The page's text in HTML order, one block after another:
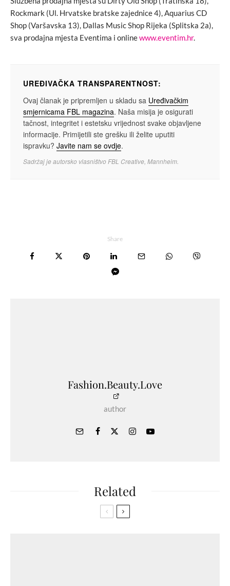
Rockmark (Ul. Hrvatske bratske zajednice 4), Aquarius CD
Shop (Varšavska 13), Dallas Music Shop Rijeka (Splitska 2a),
sva prodajna mjesta Eventima i onlinewww.eventim.hr.
UREĐIVAČKA TRANSPARENTNOST:
Ovaj članak je pripremljen u skladu sa Uređivačkim
smjernicama FBL magazina. Naša misija je osigurati
tačnost, integritet i estetsku vrijednost svake objavljene
informacije. Primijetili ste grešku ili želite uputiti
ispravku? Javite nam se ovdje.
Sadržaj je autorsko vlasništvo FBL Creative, Mannheim.
Share
Fashion.Beauty.Love
author
Related